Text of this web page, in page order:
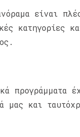
είναι
κατηγορίες
προγράμματα
μας και